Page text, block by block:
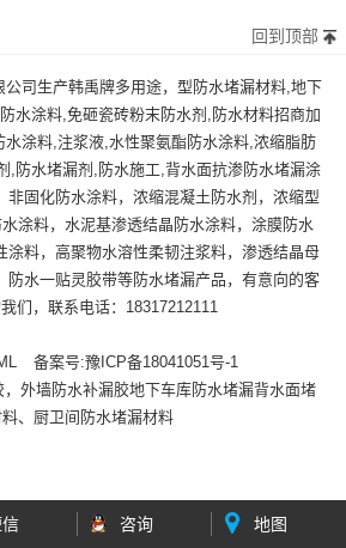
咨询 地图
回到顶部
司生产韩禹牌多用途，型防水堵漏材料,地下
水涂料,免砸瓷砖粉末防水剂,防水材料招商加
涂料,注浆液,水性聚氨酯防水涂料,浓缩脂肪
,防水堵漏剂,防水施工,背水面抗渗防水堵漏涂
非固化防水涂料，浓缩混凝土防水剂，浓缩型
涂料，水泥基渗透结晶防水涂料，涂膜防水
涂料，高聚物水溶性柔韧注浆料，渗透结晶母
防水一贴灵胶带等防水堵漏产品，有意向的客
们，联系电话：18317212111
备案号:豫ICP备18041051号-1
，外墙防水补漏胶地下车库防水堵漏背水面堵
、厨卫间防水堵漏材料